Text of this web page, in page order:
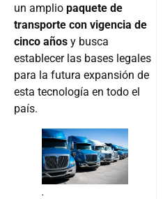
un amplio paquete de
transporte con vigencia de
cinco años y busca
establecer las bases legales
para la futura expansión de
esta tecnología en todo el
país.
.